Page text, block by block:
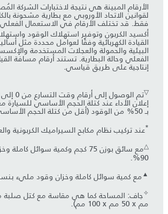
الأرقام المبينة هي نتيجة لاختبارات الشركة
لقوانين الاتحاد الأوروبي مع بطارية مشحونة
فقط. قد تختلف الأرقام في الاستعمال
أكسيد الكربون وتوفير استهلاك الوقود
القيادة الكهربائية وفقًا لعوامل محددة مثل
البيئية والحمولة والعجلات المستخدمة
الفعلي وحالة البطارية. تستند أرقام مسافة
إنتاجية على طريق قياسي.
▽
إعلان الأداء عند كتلة الحجم الأساسي للسيارة
بـ 50% من الوقود (أقل من كتلة الحجم الأساسي).
*عند تركيب نظام مكابح السيراميك الكربونية
△ مع سائق بوزن 75 كجم وكمية سوائل
90%.
▲مع كمية سوائل كاملة وخزان وقود مليء بنسبة
✧
مم x ‏50 مم x ‏100 مم).